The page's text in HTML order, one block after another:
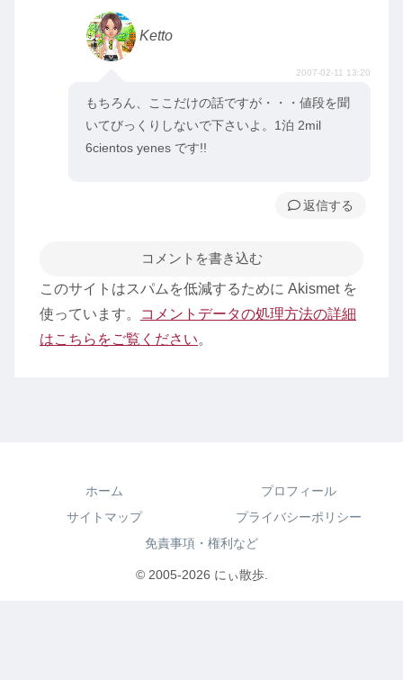
Ketto
2007-02-11 13:20
もちろん、ここだけの話ですが・・・値段を聞
いてびっくりしないで下さいよ。1泊 2mil
6cientos yenes です!!
返信
コメントを書き込む
このサイトはスパムを低減するために Akismet を
使っています。
コメントデータの処理方法の詳細
はこちらをご覧ください。
ホーム
プロフィール
サイトマップ
プライバシーポリシー
免責事項・権利など
© 2005-2026 にぃ散歩.